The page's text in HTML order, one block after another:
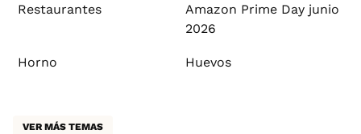
Restaurantes
Amazon Prime Day junio
2026
Horno Huevos
VER MÁS TEMAS